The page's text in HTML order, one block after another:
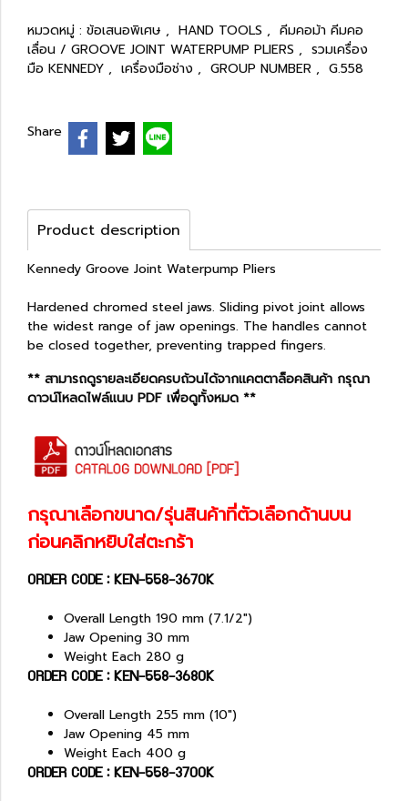
หมวดหมู่ : ข้อเสนอพิเศษ , HAND TOOLS , คีมคอม้า คีมคอ
เลื่อน / GROOVE JOINT WATERPUMP PLIERS , รวมเครื่อง
มือ KENNEDY , เครื่องมือช่าง , GROUP NUMBER , G.558
Share
Product description
Kennedy Groove Joint Waterpump Pliers
Hardened chromed steel jaws. Sliding pivot joint allows
the widest range of jaw openings. The handles cannot
be closed together, preventing trapped fingers.
** สามารถดูรายละเอียดครบถ้วนได้จากแคตตาล็อคสินค้า กรุณา
ดาวน์โหลดไฟล์แนบ PDF เพื่อดูทั้งหมด **
กรุณาเลือกขนาด/รุ่นสินค้าที่ตัวเลือกด้านบน
ก่อนคลิกหยิบใส่ตะกร้า
ORDER CODE : KEN-558-3670K
Overall Length 190 mm (7.1/2")
Jaw Opening 30 mm
Weight Each 280 g
ORDER CODE : KEN-558-3680K
Overall Length 255 mm (10")
Jaw Opening 45 mm
Weight Each 400 g
ORDER CODE : KEN-558-3700K